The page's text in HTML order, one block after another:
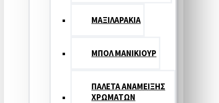
ΜΑΞΙΛΑΡΑΚΙΑ
ΜΠΟΛ ΜΑΝΙΚΙΟΥΡ
ΠΑΛΕΤΑ ΑΝΑΜΕΙΞΗΣ
ΧΡΩΜΑΤΩΝ